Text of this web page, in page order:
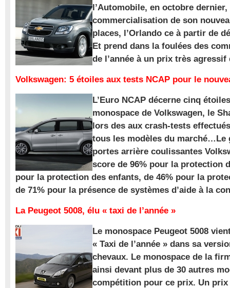
l’Automobile, en octobre
commercialisation de son
places, l’Orlando ce à partir de
Et prend dans la foulées des
de l’année à un prix très agressif
Volkswagen: 5 étoiles aux tests NCAP pour le
L’Euro NCAP décerne cinq
monospace de Volkswagen, le
lors des aux crash-tests
tous les modèles du marché…Le
portes arrière coulissantes
score de 96% pour la protection
pour la protection des enfants, de 46% pour la
de 71% pour la présence de systèmes d’aide à la
La Peugeot 5008, élu « taxi de l’année »
Le monospace Peugeot 5008
« Taxi de l’année » dans sa
chevaux. Le monospace de la
ainsi devant plus de 30 autres
compétition pour ce prix. Un